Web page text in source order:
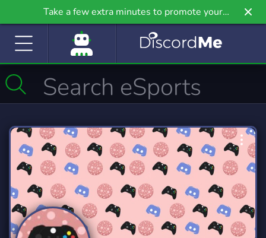
Take a few extra minutes to promote your
community even further on Griv.io, our newest